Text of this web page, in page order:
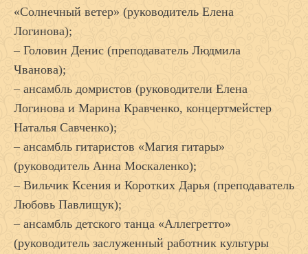
«Солнечный ветер» (руководитель Елена
Логинова);
– Головин Денис (преподаватель Людмила
Чванова);
– ансамбль домристов (руководители Елена
Логинова и Марина Кравченко, концертмейстер
Наталья Савченко);
– ансамбль гитаристов «Магия гитары»
(руководитель Анна Москаленко);
– Вильчик Ксения и Коротких Дарья (преподаватель
Любовь Павлищук);
– ансамбль детского танца «Аллегретто»
(руководитель заслуженный работник культуры